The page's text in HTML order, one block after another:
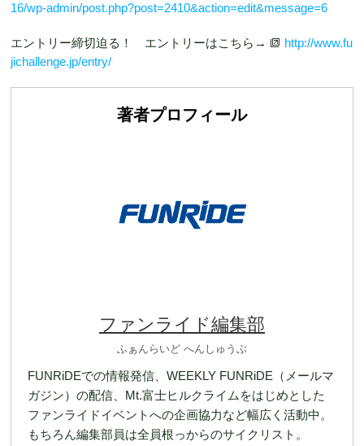
16/wp-admin/post.php?post=2410&action=edit&message=6
エントリー締切迫る！ エントリーはこちら→
http://www.fu
jichallenge.jp/entry/
著者プロフィール
ファンライド編集部
ふぁんらいど へんしゅうぶ
FUNRiDEでの情報発信、WEEKLY FUNRiDE（メールマ
ガジン）の配信、Mt.富士ヒルクライムをはじめとした
ファンライドイベントへの企画協力など幅広く活動中。
もちろん編集部員は全員根っからのサイクリスト。